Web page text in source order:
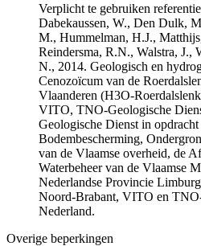
Verplicht te gebruiken
Dabekaussen, W., Den Dulk,
M., Hummelman, H.J.,
Reindersma, R.N., Walstra, J.,
N., 2014. Geologisch en
Cenozoïcum van de
Vlaanderen (H3O-
VITO, TNO-Geologische
Geologische Dienst in
Bodembescherming,
van de Vlaamse overheid, de
Waterbeheer van de Vlaamse
Nederlandse Provincie
Noord-Brabant, VITO en
Nederland.
Overige beperkingen